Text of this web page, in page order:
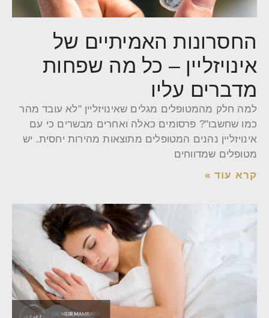
החסרונות האמיתיים של
אינויזליין – כל מה שפחות
מדברים עליו
למה חלק מהמטופלים מגלים שאינויזליין "לא עובד מהר
כמו שחשבו"? פרסומים כאלה ואחרים מבשרים כי עם
אינויזליין נהנים המטופלים מתוצאות מהירות יחסית. יש
מטופלים שמדווחים
קרא עוד »